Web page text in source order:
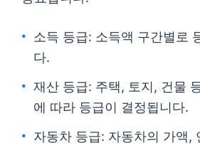
소득 등급: 소득액 구간별로
다.
재산 등급: 주택, 토지, 건물
에 따라 등급이 결정됩니다.
자동차 등급: 자동차의 가액,